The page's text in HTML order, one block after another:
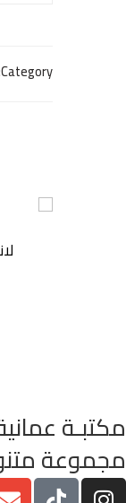
Category:
مكتبـة
مجموعة